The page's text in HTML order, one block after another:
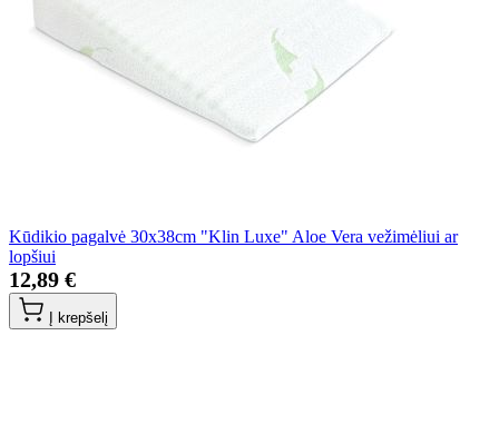
Kūdikio pagalvė 30x38cm "Klin Luxe" Aloe Vera vežimėliui ar
lopšiui
12,89 €
Į krepšelį